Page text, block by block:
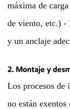
máxima de
de viento, etc.) -
y un anclaje
2. Montaje y
Los procesos de
no están